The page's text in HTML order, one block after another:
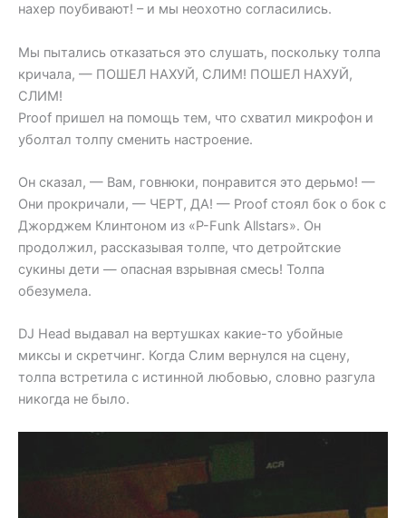
нахер поубивают! – и мы неохотно согласились.
Мы пытались отказаться это слушать, поскольку толпа
кричала, — ПОШЕЛ НАХУЙ, СЛИМ! ПОШЕЛ НАХУЙ,
СЛИМ!
Proof пришел на помощь тем, что схватил микрофон и
уболтал толпу сменить настроение.
Он сказал, — Вам, говнюки, понравится это дерьмо! —
Они прокричали, — ЧЕРТ, ДА! — Proof стоял бок о бок с
Джорджем Клинтоном из «P-Funk Allstars». Он
продолжил, рассказывая толпе, что детройтские
сукины дети — опасная взрывная смесь! Толпа
обезумела.
DJ Head выдавал на вертушках какие-то убойные
миксы и скретчинг. Когда Слим вернулся на сцену,
толпа встретила с истинной любовью, словно разгула
никогда не было.